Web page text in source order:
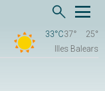
33°C37°
25°
Illes Balears